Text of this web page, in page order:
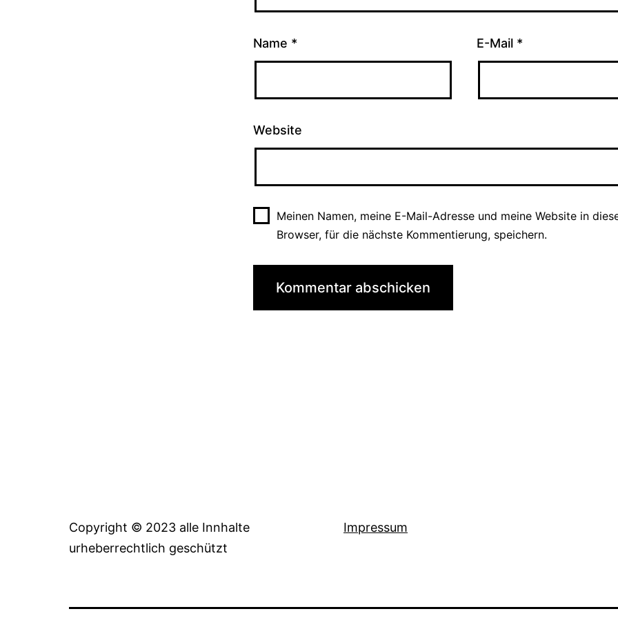
Name * E-Mail *
Website
Meinen Namen, meine E-Mail-Adresse und meine Website in
Browser, für die nächste Kommentierung, speichern.
Copyright © 2023 alle Innhalte
urheberrechtlich geschützt
Impressum